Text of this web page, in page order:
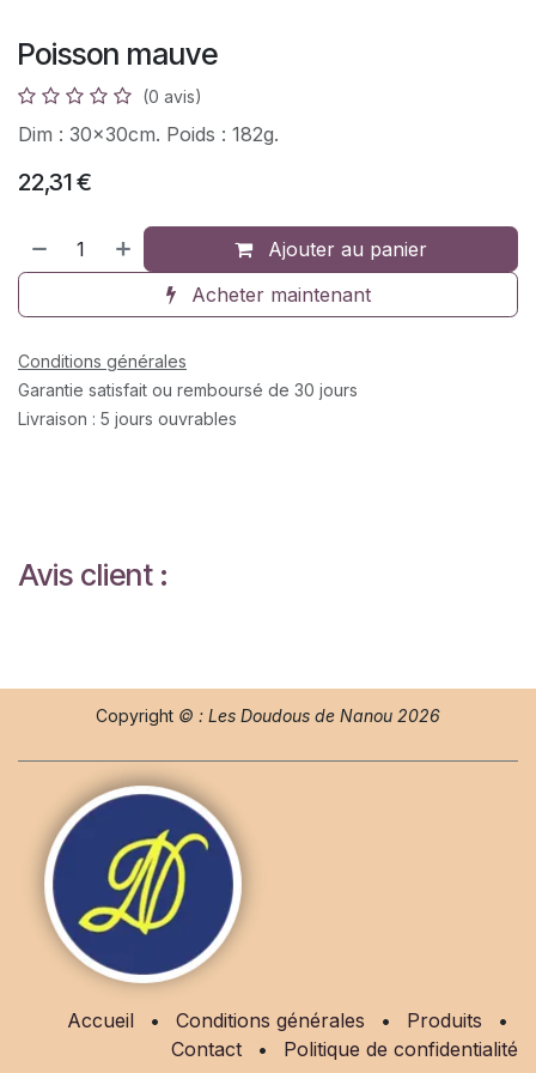
Poisson mauve
(0 avis)
Dim : 30x30cm. Poids : 182g.
22,31€
Ajouter au panier
Acheter maintenant
Conditions générales
Garantie satisfait ou remboursé de 30 jours
Livraison : 5 jours ouvrables
Avis client :
Copyright © : Les Doudous de Nanou 2026
Accueil • Conditions générales • Produits
•
Contact
• Politique de confidentialité